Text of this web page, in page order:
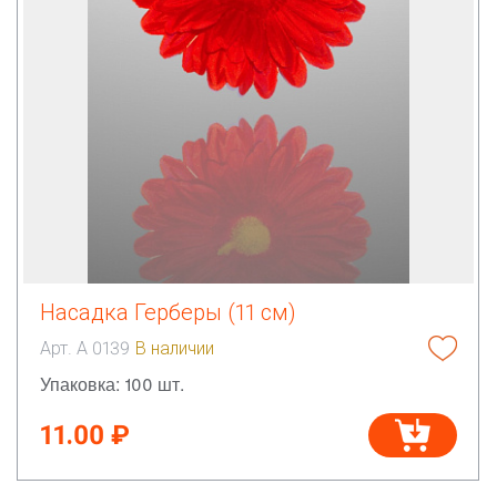
Насадка Герберы (11 см)
Арт. А 0139 В наличии
Упаковка: 100 шт.
11.00 ₽